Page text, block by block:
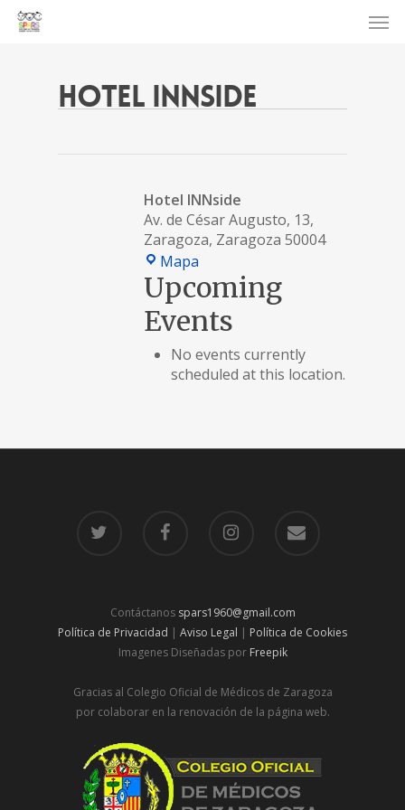
Hotel INNside
Hotel INNside
Av. de César Augusto, 13,
Zaragoza, Zaragoza 50004
Mapa
INNside
Upcoming
Events
No events currently
scheduled at this location.
Contáctanos spars1960@gmail.com
Política de Privacidad | Aviso Legal | Política de Cookies
Imagenes Diseñadas por Freepik
Gracias al Colegio Oficial de Médicos de Zaragoza
por colaborar en la renovación de la página web.